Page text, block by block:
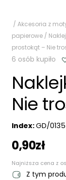
/ Akcesoria z
papierowe /
prostokąt – Nie
6 osób kupiło
Nie
Index:GD/0135
0,90zł
Najniższa cena z
Z tym